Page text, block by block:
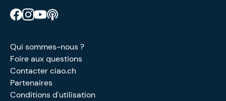
Retrouve CIAO sur Facebook
Retrouve CIAO sur Instagram
Retrouve CIAO sur YouTube
Qui sommes-nous ?
Foire aux questions
Contacter ciao.ch
Partenaires
Conditions d'utilisation